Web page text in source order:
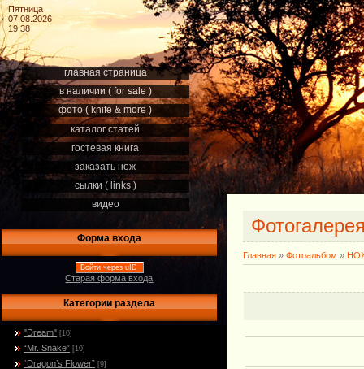
Пятница
07.08.2026
19:38
главная страница
в наличии ( for sale )
фото ( knife & more )
каталог статей
гостевая книга
заказать нож
сылки ( links )
видео
Форма входа
Войти через uID
Старая форма входа
Категории раздела
"Dream" [10]
“Mr. Snake” [10]
“Dragon’s Flower” [9]
Главная » Фотоальбом »